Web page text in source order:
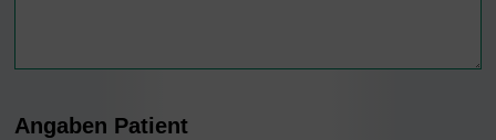
Angaben Patient